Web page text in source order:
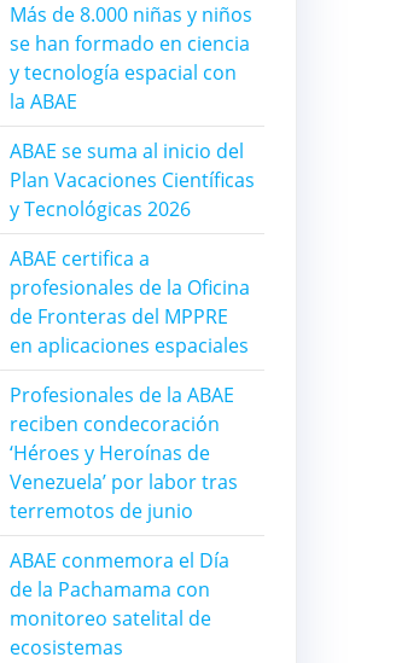
Más de 8.000 niñas y niños
se han formado en ciencia
y tecnología espacial con
la ABAE
ABAE se suma al inicio del
Plan Vacaciones Científicas
y Tecnológicas 2026
ABAE certifica a
profesionales de la Oficina
de Fronteras del MPPRE
en aplicaciones espaciales
Profesionales de la ABAE
reciben condecoración
‘Héroes y Heroínas de
Venezuela’ por labor tras
terremotos de junio
ABAE conmemora el Día
de la Pachamama con
monitoreo satelital de
ecosistemas